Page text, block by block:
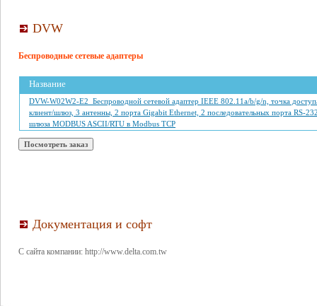
DVW
Беспроводные сетевые адаптеры
Название
DVW-W02W2-E2 Беспроводной сетевой адаптер IEEE 802.11a/b/g/n, точка
клиент/шлюз, 3 антенны, 2 порта Gigabit Ethernet, 2 последовательных порта RS-
шлюза MODBUS ASCII/RTU в Modbus TCP
Документация и софт
С сайта компании: http://www.delta.com.tw